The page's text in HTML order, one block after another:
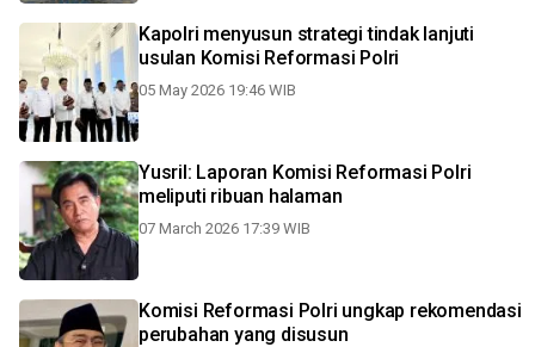
Kapolri menyusun strategi tindak lanjuti
usulan Komisi Reformasi Polri
05 May 2026 19:46 WIB
Yusril: Laporan Komisi Reformasi Polri
meliputi ribuan halaman
07 March 2026 17:39 WIB
Komisi Reformasi Polri ungkap rekomendasi
perubahan yang disusun